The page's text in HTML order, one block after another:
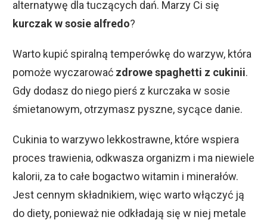
alternatywę dla tuczących dań. Marzy Ci się
kurczak w sosie alfredo?
Warto kupić spiralną temperówkę do warzyw, która
pomoże wyczarować zdrowe spaghetti z cukinii.
Gdy dodasz do niego pierś z kurczaka w sosie
śmietanowym, otrzymasz pyszne, sycące danie.
Cukinia to warzywo lekkostrawne, które wspiera
proces trawienia, odkwasza organizm i ma niewiele
kalorii, za to całe bogactwo witamin i minerałów.
Jest cennym składnikiem, więc warto włączyć ją
do diety, ponieważ nie odkładają się w niej metale